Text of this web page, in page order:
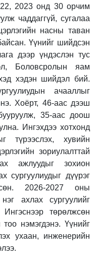
2023 онд 30 орчим
чаддаггүй, сугалаа
насны таван
Үүнийг шийдсэн
дээр үндэслэн тус
Боловсролын яам
хэдэн шийдэл бий.
ачааллыг
Хоёрт, 46-аас дээш
35-аас доош
Ингэхдээ хотхонд
түрээслэх, хувийн
зориулалттай
ажлуудыг зохион
сургуулиудыг дүүрэг
2026-2027 оны
ахлах сургуулийг
төрөлжсөн
тоо нэмэгдэнэ. Үүнийг
ухаан, инженерийн